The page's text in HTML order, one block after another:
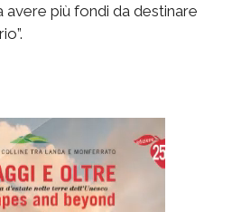
avere più fondi da destinare